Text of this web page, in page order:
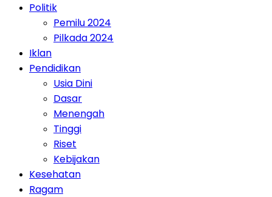
Politik
Pemilu 2024
Pilkada 2024
Iklan
Pendidikan
Usia Dini
Dasar
Menengah
Tinggi
Riset
Kebijakan
Kesehatan
Ragam